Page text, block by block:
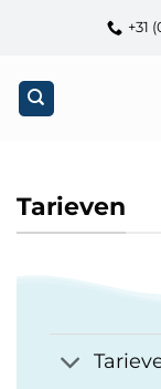
+31
Tarieven